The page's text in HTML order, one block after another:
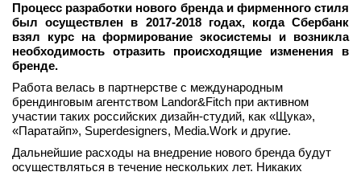
Lifestyle
Мероприятия
Новости
Интервью
Процесс разработки нового бренда и фирменного стиля
был осуществлен в 2017-2018 годах, когда Сбербанк
взял курс на формирование экосистемы и возникла
необходимость отразить происходящие изменения в
бренде.
Работа велась в партнерстве с международным
брендинговым агентством Landor&Fitch при активном
участии таких российских дизайн-студий, как «Щука»,
«Паратайп», Superdesigners, Media.Work и другие.
Дальнейшие расходы на внедрение нового бренда будут
осуществляться в течение нескольких лет. Никаких